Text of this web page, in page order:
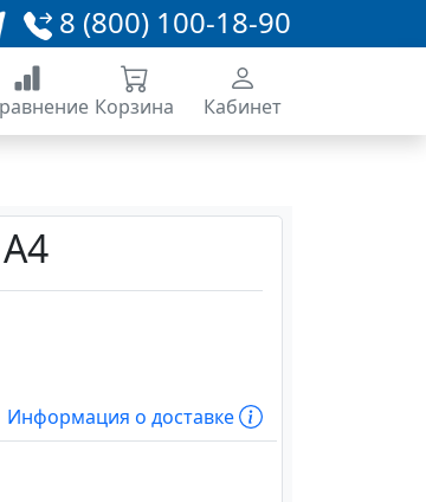
8 (800) 100-18-90
Корзина Кабинет
Информация о доставке